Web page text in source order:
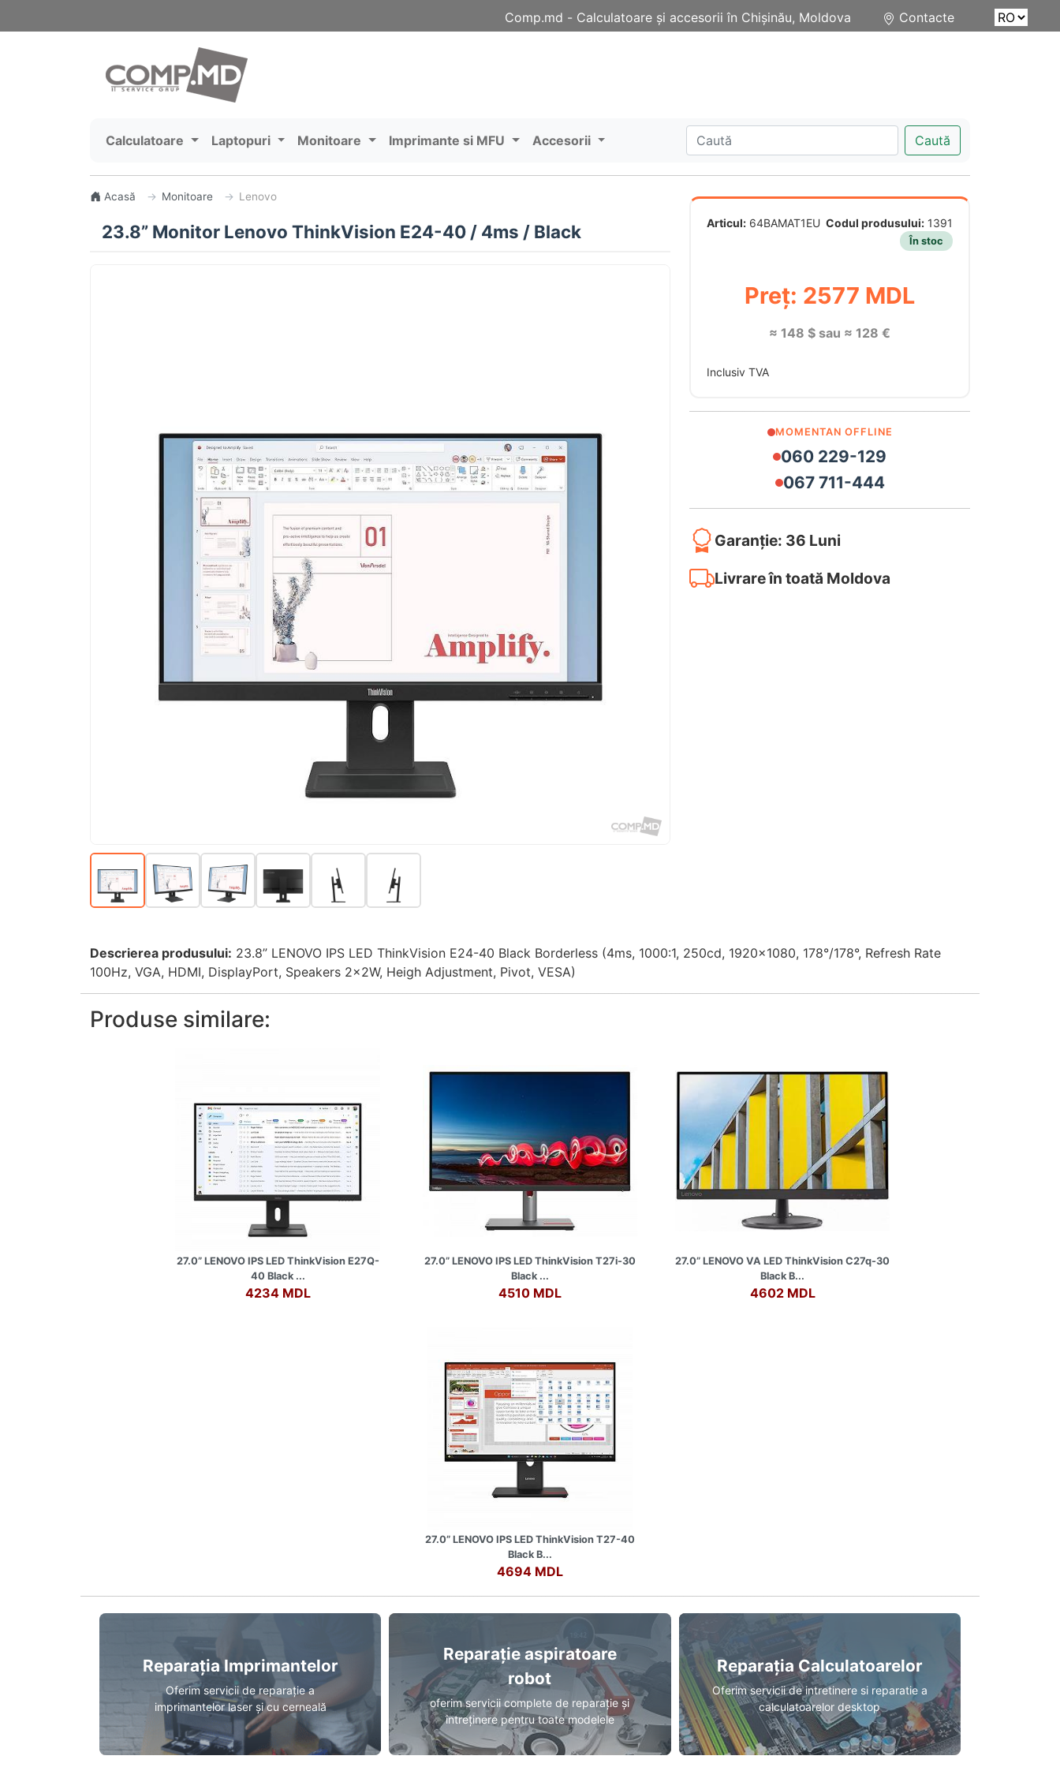
Contacte
Comp.md - Сalculatoare și accesorii în Chișinău, Moldova
Calculatoare Laptopuri Monitoare Imprimante si MFU Accesorii Caută
Acasă Monitoare Lenovo
23.8” Monitor Lenovo ThinkVision E24-40 / 4ms / Black Articul: 64BAMAT1EU Codul produsului: 1391
În stoc
Preț: 2577 MDL
≈ 148 $ sau ≈ 128 €
Inclusiv TVA
MOMENTAN OFFLINE
060 229-129
067 711-444
Garanție: 36 Luni
Livrare în toată Moldova
Descrierea produsului: 23.8” LENOVO IPS LED ThinkVision E24-40 Black Borderless (4ms, 1000:1, 250cd, 1920x1080, 178°/178°, Refresh Rate
100Hz, VGA, HDMI, DisplayPort, Speakers 2x2W, Heigh Adjustment, Pivot, VESA)
Produse similare:
27.0” LENOVO IPS LED ThinkVision E27Q-
40 Black ...
4234 MDL
27.0” LENOVO IPS LED ThinkVision T27i-30
Black ...
4510 MDL
27.0” LENOVO VA LED ThinkVision C27q-30
Black B...
4602 MDL
27.0” LENOVO IPS LED ThinkVision T27-40
Black B...
4694 MDL
Reparația Imprimantelor
Oferim servicii de reparație a
imprimantelor laser și cu cerneală
Reparație aspiratoare
robot
oferim servicii complete de reparație și
întreținere pentru toate modelele
Reparația Calculatoarelor
Oferim servicii de intretinere si reparatie a
calculatoarelor desktop